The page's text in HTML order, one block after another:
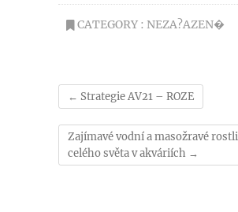
CATEGORY : NEZA?AZEN�
← Strategie AV21 – ROZE
Zajímavé vodní a masožravé
celého světa v akváriích →